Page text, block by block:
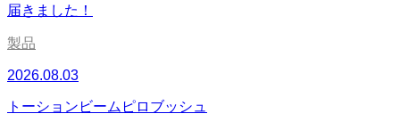
届きました！
製品
2026.08.03
トーションビームピロブッシュ